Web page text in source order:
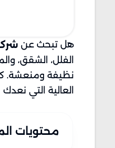
هل تبحث عن
الفلل، الشقق،
العالية التي
محتويات